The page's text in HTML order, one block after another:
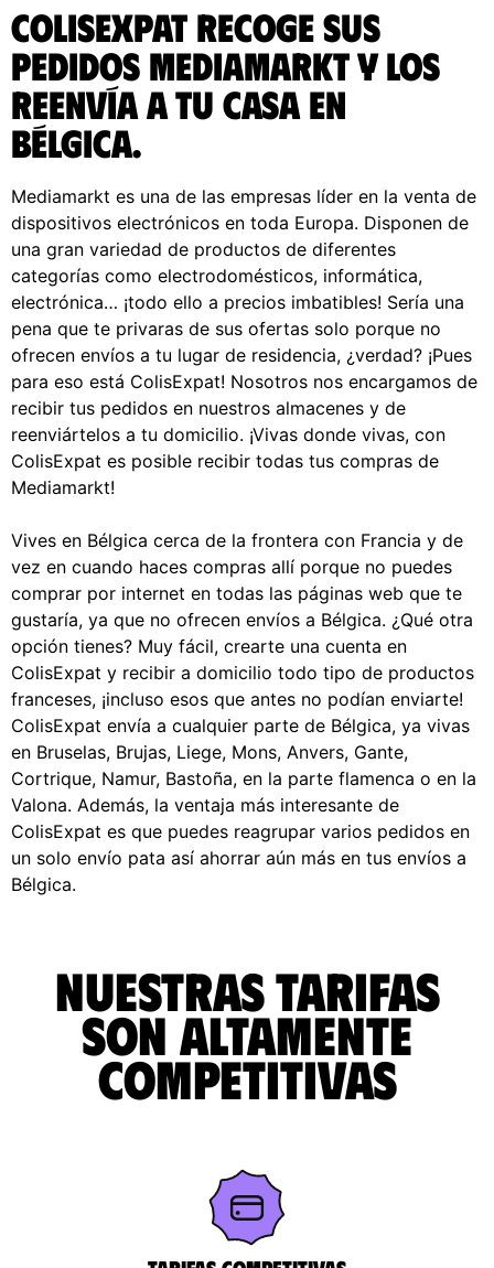
ColisExpat recoge sus
pedidos Mediamarkt y los
reenvía a tu casa en
Bélgica.
Mediamarkt es una de las empresas líder en la venta de
dispositivos electrónicos en toda Europa. Disponen de
una gran variedad de productos de diferentes
categorías como electrodomésticos, informática,
electrónica… ¡todo ello a precios imbatibles! Sería una
pena que te privaras de sus ofertas solo porque no
ofrecen envíos a tu lugar de residencia, ¿verdad? ¡Pues
para eso está ColisExpat! Nosotros nos encargamos de
recibir tus pedidos en nuestros almacenes y de
reenviártelos a tu domicilio. ¡Vivas donde vivas, con
ColisExpat es posible recibir todas tus compras de
Mediamarkt!
Vives en Bélgica cerca de la frontera con Francia y de
vez en cuando haces compras allí porque no puedes
comprar por internet en todas las páginas web que te
gustaría, ya que no ofrecen envíos a Bélgica. ¿Qué otra
opción tienes? Muy fácil, crearte una cuenta en
ColisExpat y recibir a domicilio todo tipo de productos
franceses, ¡incluso esos que antes no podían enviarte!
ColisExpat envía a cualquier parte de Bélgica, ya vivas
en Bruselas, Brujas, Liege, Mons, Anvers, Gante,
Cortrique, Namur, Bastoña, en la parte flamenca o en la
Valona. Además, la ventaja más interesante de
ColisExpat es que puedes reagrupar varios pedidos en
un solo envío pata así ahorrar aún más en tus envíos a
Bélgica.
Nuestras tarifas
son altamente
competitivas